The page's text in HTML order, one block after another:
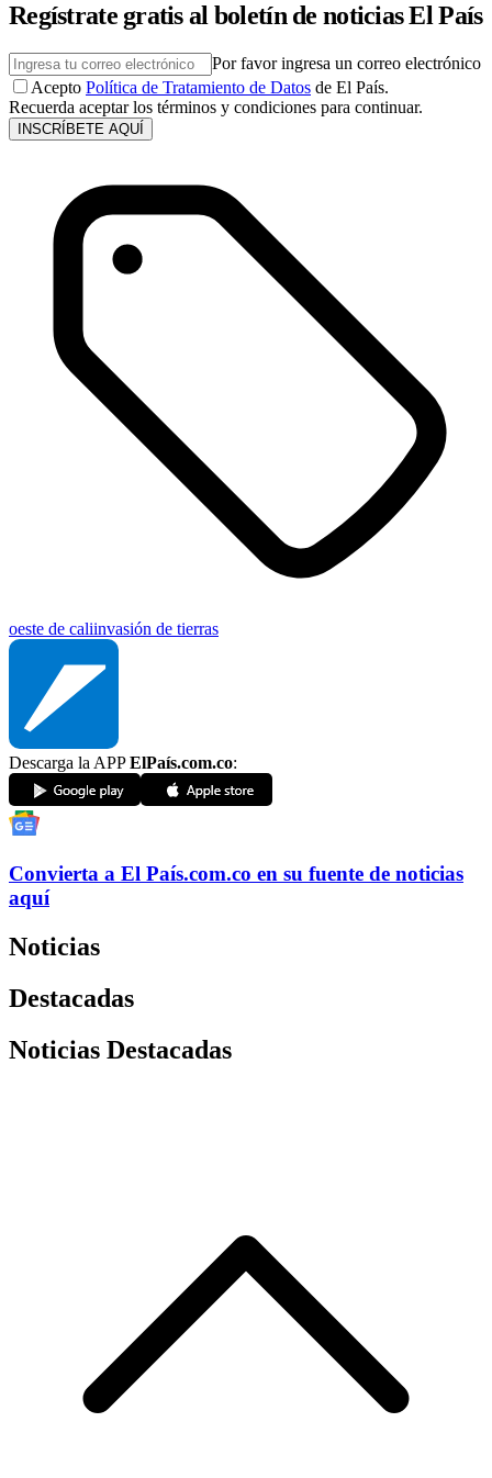
Regístrate gratis al boletín de noticias El País
Por favor ingresa un correo electrónico
Acepto Política de Tratamiento de Datos de El País.
Recuerda aceptar los términos y condiciones para continuar.
INSCRÍBETE AQUÍ
oeste de caliinvasión de tierras
Descarga la APPElPaís.com.co:
Convierta a El País.com.co en su fuente de noticias
aquí
Noticias
Destacadas
Noticias Destacadas